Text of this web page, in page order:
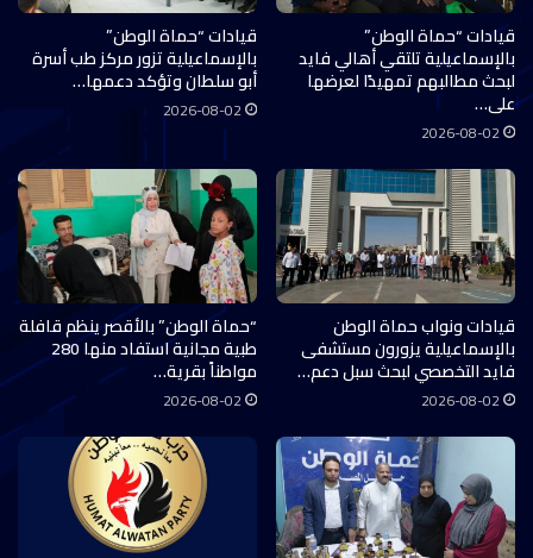
قيادات “حماة الوطن”
بالإسماعيلية تلتقي أهالي فايد
لبحث مطالبهم تمهيدًا لعرضها
على…
2026-08-02
قيادات “حماة الوطن”
بالإسماعيلية تزور مركز طب أسرة
أبو سلطان وتؤكد دعمها…
2026-08-02
قيادات ونواب حماة الوطن
بالإسماعيلية يزورون مستشفى
فايد التخصصي لبحث سبل دعم…
2026-08-02
“حماة الوطن” بالأقصر ينظم قافلة
طبية مجانية استفاد منها 280
مواطناً بقرية…
2026-08-02